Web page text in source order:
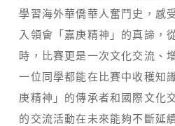
學習海外華僑華人奮鬥史，感
入領會「嘉庚精神」的真諦，
時，比賽更是一次文化交流、
一位同學都能在比賽中收穫知
庚精神」的傳承者和國際文化
的交流活動在未來能夠不斷延